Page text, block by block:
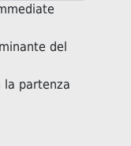
del
la partenza